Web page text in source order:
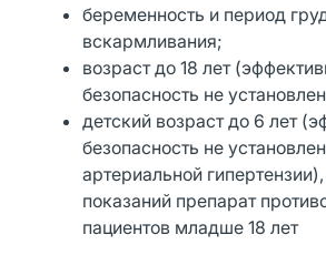
беременность и период
вскармливания;
возраст до 18 лет
безопасность не
детский возраст до 6 лет
безопасность не
артериальной
показаний препарат
пациентов младше 18 лет